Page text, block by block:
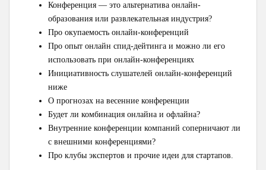
Конференция — это альтернатива онлайн-
образования или развлекательная индустрия?
Про окупаемость онлайн-конференций
Про опыт онлайн спид-дейтинга и можно ли его
использовать при онлайн-конференциях
Инициативность слушателей онлайн-конференций
ниже
О прогнозах на весенние конференции
Будет ли комбинация онлайна и офлайна?
Внутренние конференции компаний соперничают ли
с внешними конференциями?
Про клубы экспертов и прочие идеи для стартапов.